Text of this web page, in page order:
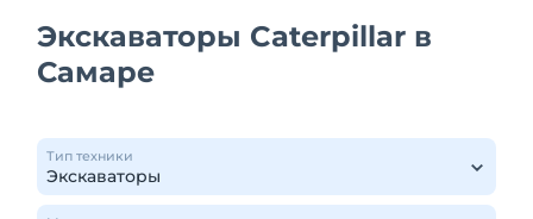
Экскаваторы Caterpillar в
Самаре
Тип техники